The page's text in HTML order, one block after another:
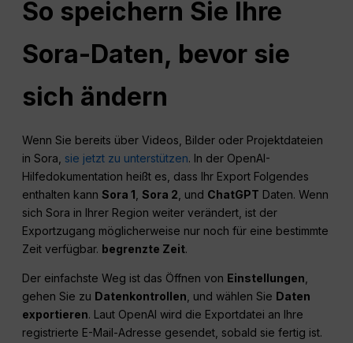
So speichern Sie Ihre
Sora-Daten, bevor sie
sich ändern
Wenn Sie bereits über Videos, Bilder oder Projektdateien
in Sora, sie jetzt zu unterstützen. In der OpenAI-
Hilfedokumentation heißt es, dass Ihr Export Folgendes
enthalten kannSora 1 ,Sora 2 , und ChatGPT Daten. Wenn
sich Sora in Ihrer Region weiter verändert, ist der
Exportzugang möglicherweise nur noch für eine bestimmte
Zeit verfügbar. begrenzte Zeit.
Der einfachste Weg ist das Öffnen von Einstellungen
gehen Sie zu Datenkontrollen , und wählen Sie Daten
exportieren. Laut OpenAI wird die Exportdatei an Ihre
registrierte E-Mail-Adresse gesendet, sobald sie fertig ist.